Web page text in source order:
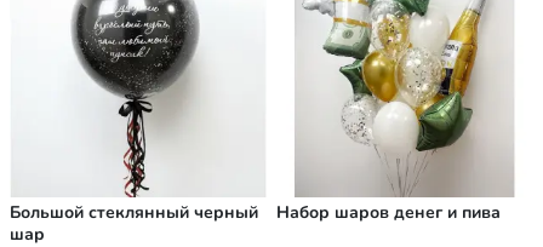
Большой стеклянный черный
шар
Набор шаров денег и пива